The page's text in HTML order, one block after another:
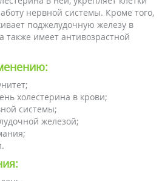
нервной системы. Кроме того,
поджелудочную железу в
также имеет антивозрастной
холестерина в крови;
системы;
железой;